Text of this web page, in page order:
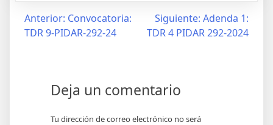
Anterior: Convocatoria:
TDR 9-PIDAR-292-24
Siguiente: Adenda 1:
TDR 4 PIDAR 292-2024
Deja un comentario
Tu dirección de correo electrónico no será